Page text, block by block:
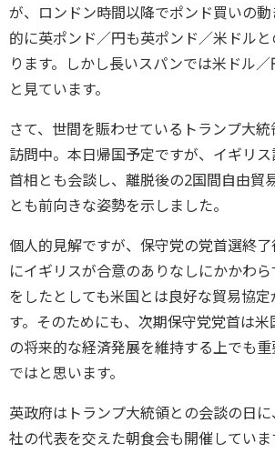
が、ロンドン時間以降でポンド買いの
的に英ポンド／円も英ポンド／米ドル
ります。しかし長いスパンでは米ドル／
と見ています。
さて、世間を賑わせているトランプ大
訪問中。本日帰国予定ですが、イギリ
首相とも会談し、離脱後の2国間自由貿
とも前向きな姿勢を示しました。
個人的見解ですが、保守党の党首選終
にイギリスが合意のありなしにかかわ
をしたとしても米国とは良好な貿易協
す。そのためにも、次期保守党党首は
の将来的な経済発展を維持する上でも
ではと思います。
英政府はトランプ大統領との会談の日
社の代表を交えた朝食会も開催してい